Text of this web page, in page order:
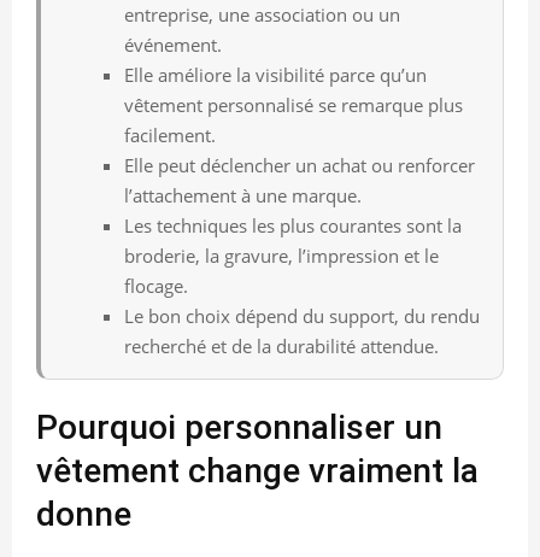
entreprise, une association ou un
événement.
Elle améliore la visibilité parce qu’un
vêtement personnalisé se remarque plus
facilement.
Elle peut déclencher un achat ou renforcer
l’attachement à une marque.
Les techniques les plus courantes sont la
broderie, la gravure, l’impression et le
flocage.
Le bon choix dépend du support, du rendu
recherché et de la durabilité attendue.
Pourquoi personnaliser un
vêtement change vraiment la
donne